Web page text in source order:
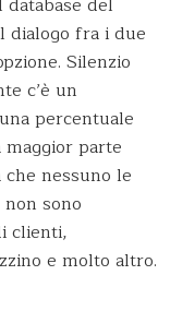
dialogo fra i due
Silenzio
c’è un
percentuale
parte
nessuno le
sono
clienti,
e molto altro.